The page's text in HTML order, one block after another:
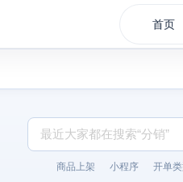
首页
商品上架 小程序 开单